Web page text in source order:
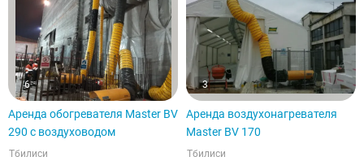
6
Аренда обогревателя Master BV
290 с воздуховодом
Тбилиси
3
Аренда воздухонагревателя
Master BV 170
Тбилиси